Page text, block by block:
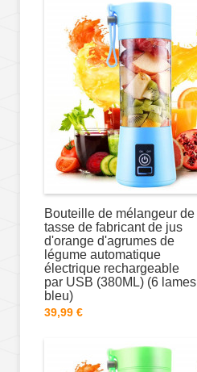
Bouteille de mélangeur de
tasse de fabricant de jus
d'orange d'agrumes de
légume automatique
électrique rechargeable
par USB (380ML) (6 lames
bleu)
39,99 €